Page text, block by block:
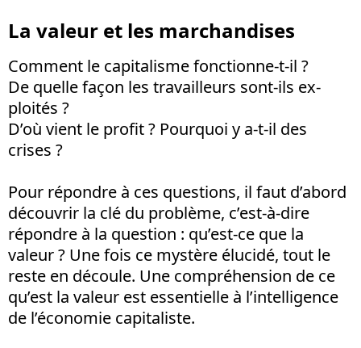
La valeur et les marchandises
Comment le capitalisme fonctionne-t-il ?
De quelle façon les travailleurs sont-ils ex­
ploités ?
D’où vient le profit ? Pourquoi y a-t-il des
crises ?
Pour répondre à ces questions, il faut d’abord
découvrir la clé du problème, c’est-à-dire
répondre à la question : qu’est-ce que la
valeur ? Une fois ce mystère élucidé, tout le
reste en découle. Une compréhension de ce
qu’est la valeur est essentielle à l’intelligence
de l’économie capitaliste.